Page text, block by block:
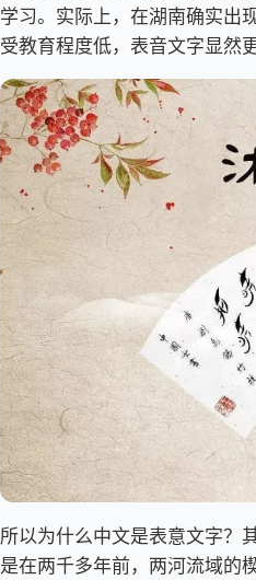
学习。实际上，在湖南确实
受教育程度低，表音文字显然
所以为什么中文是表意文字？
是在两千多年前，两河流域的